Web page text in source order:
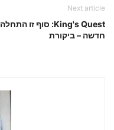
Next article
King's Quest: סוף זו התחלה
חדשה – ביקורת